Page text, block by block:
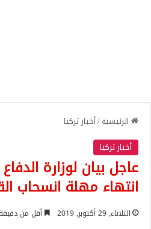
الرئيسية/أخبار تركيا
أخبار تركيا
عاجل بيان لوزارة
انتهاء مهلة انسحاب
الثلاثاء, 29 أكتوبر, 2019 أقل من دقيقة